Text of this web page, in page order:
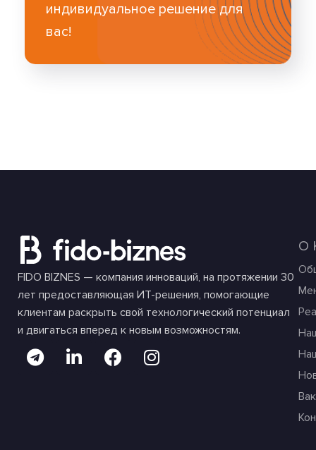
индивидуальное решение для
вас!
FIDO BIZNES — компания инноваций, на протяжении 30
лет предоставляющая ИТ-решения, помогающие
клиентам раскрыть свой технологический потенциал
и двигаться вперед к новым возможностям.
О